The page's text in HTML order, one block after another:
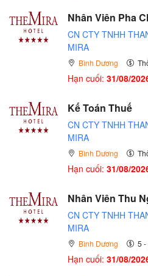
Nhân Viên Pha
CN CTY TNHH
MIRA
Bình Dương
Hạn cuối: 31/08/
Kế Toán Thuế
CN CTY TNHH
MIRA
Bình Dương
Hạn cuối: 31/08/
Nhân Viên Thu
CN CTY TNHH
MIRA
Bình Dương 5 -
Hạn cuối: 31/08/